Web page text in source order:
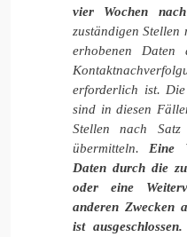
vier Wochen
zuständigen Stellen
erhobenen Daten
erforderlich ist.
sind in diesen
Stellen nach
übermitteln. Eine
Daten durch die
oder eine
anderen Zwecken
ist ausgeschlossen.